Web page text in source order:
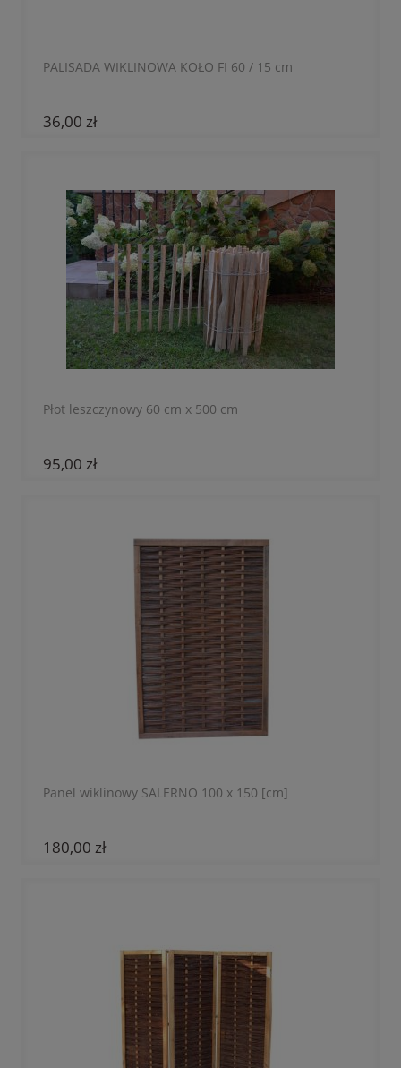
PALISADA WIKLINOWA KOŁO FI 60 / 15 cm
36,00 zł
Płot leszczynowy 60 cm x 500 cm
95,00 zł
Panel wiklinowy SALERNO 100 x 150 [cm]
180,00 zł